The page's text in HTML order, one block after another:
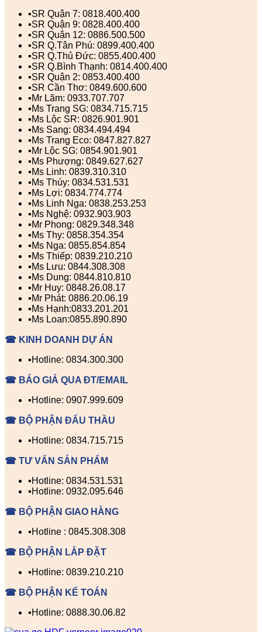
▪️SR Quận 7: 0818.400.400
▪️SR Quận 9: 0828.400.400
▪️SR Quận 12: 0886.500.500
▪️SR Q.Tân Phú: 0899.400.400
▪️SR Q.Thủ Đức: 0855.400.400
▪️SR Q.Bình Thạnh: 0814.400.400
▪️SR Quận 2: 0853.400.400
▪️SR Cần Thơ: 0849.600.600
▪️Mr Lãm: 0933.707.707
▪️Ms Trang SG: 0834.715.715
▪️Ms Lộc SR: 0826.901.901
▪️Ms Sang: 0834.494.494
▪️Ms Trang Eco: 0847.827.827
▪️Mr Lộc SG: 0854.901.901
▪️Ms Phượng: 0849.627.627
▪️Ms Linh: 0839.310.310
▪️Ms Thúy: 0834.531.531
▪️Ms Lợi: 0834.774.774
▪️Ms Linh Nga: 0838.253.253
▪️Ms Nghệ: 0932.903.903
▪️Mr Phong: 0829.348.348
▪️Ms Thy: 0858.354.354
▪️Ms Nga: 0855.854.854
▪️Ms Thiếp: 0839.210.210
▪️Ms Lưu: 0844.308.308
▪️Ms Dung: 0844.810.810
▪️Mr Huy: 0848.26.08.17
▪️Mr Phát: 0886.20.06.19
▪️Ms Hạnh:0833.201.201
▪️Ms Loan:0855.890.890
☎ KINH DOANH DỰ ÁN
▪️Hotline: 0834.300.300
☎ BÁO GIÁ QUA ĐT/EMAIL
▪️Hotline: 0907.999.609
☎ BỘ PHẬN ĐẤU THẦU
▪️Hotline: 0834.715.715
☎ TƯ VẤN SẢN PHẨM
▪️Hotline: 0834.531.531
▪️Hotline: 0932.095.646
☎ BỘ PHẬN GIAO HÀNG
▪️Hotline : 0845.308.308
☎ BỘ PHẬN LẮP ĐẶT
▪️Hotline: 0839.210.210
☎ BỘ PHẬN KẾ TOÁN
▪️Hotline: 0888.30.06.82